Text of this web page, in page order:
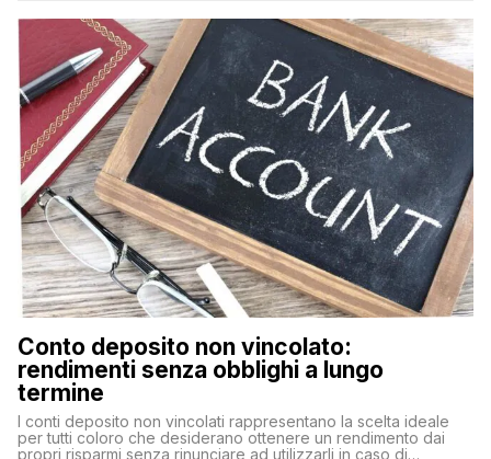
fare se non […]
Conto deposito non vincolato:
rendimenti senza obblighi a lungo
termine
I conti deposito non vincolati rappresentano la scelta ideale
per tutti coloro che desiderano ottenere un rendimento dai
propri risparmi senza rinunciare ad utilizzarli in caso di